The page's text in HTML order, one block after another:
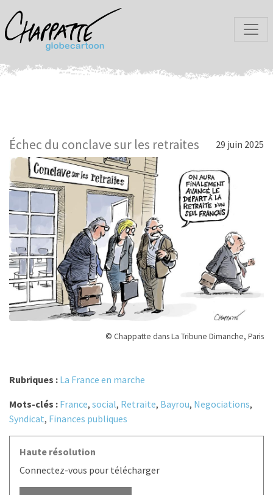
Échec du conclave sur les retraites 29 juin 2025
© Chappatte dans La Tribune Dimanche, Paris
Rubriques : La France en marche
Mots-clés : France, social, Retraite, Bayrou, Negociations,
Syndicat, Finances publiques
Haute résolution
Connectez-vous pour télécharger